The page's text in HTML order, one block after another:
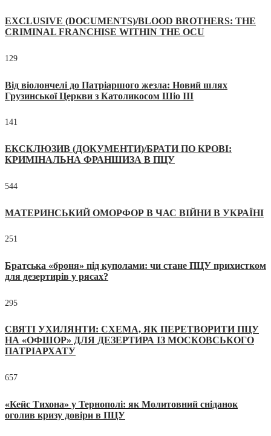
EXCLUSIVE (DOCUMENTS)/BLOOD BROTHERS: THE
CRIMINAL FRANCHISE WITHIN THE OCU
129
Від віолончелі до Патріаршого жезла: Новий шлях
Грузинської Церкви з Католикосом Шіо III
141
ЕКСКЛЮЗИВ (ДОКУМЕНТИ)/БРАТИ ПО КРОВІ:
КРИМІНАЛЬНА ФРАНШИЗА В ПЦУ
544
МАТЕРИНСЬКИЙ ОМОРФОР В ЧАС ВІЙНИ В УКРАЇНІ
251
Братська «броня» під куполами: чи стане ПЦУ прихистком
для дезертирів у рясах?
295
СВЯТІ УХИЛЯНТИ: СХЕМА, ЯК ПЕРЕТВОРИТИ ПЦУ
НА «ОФШОР» ДЛЯ ДЕЗЕРТИРА ІЗ МОСКОВСЬКОГО
ПАТРІАРХАТУ
657
«Кейс Тихона» у Тернополі: як Молитовний сніданок
оголив кризу довіри в ПЦУ